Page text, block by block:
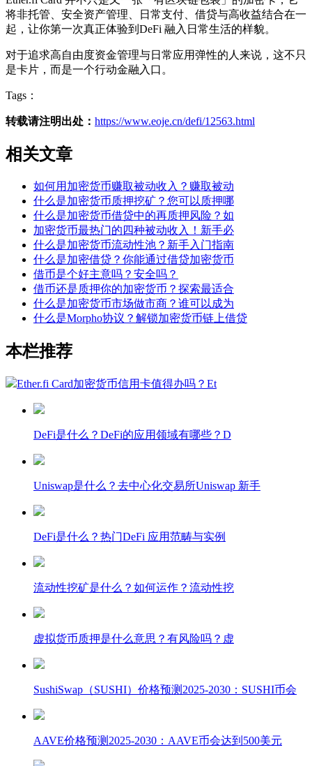
将非托管、安全资产管理、日常支付、借贷与高收益结合在一
起，让你第一次真正体验到DeFi 融入日常生活的样貌。
对于追求高自由度资金管理与日常应用弹性的人来说，这不只
是卡片，而是一个行动金融入口。
Tags：
转载请注明出处： https://www.eoje.cn/defi/12563.html
相关文章
如何用加密货币赚取被动收入？赚取被动
什么是加密货币质押挖矿？您可以质押哪
什么是加密货币借贷中的再质押风险？如
加密货币最热门的四种被动收入！新手必
什么是加密货币流动性池？新手入门指南
什么是加密借贷？你能通过借贷加密货币
借币是个好主意吗？安全吗？
借币还是质押你的加密货币？探索最适合
什么是加密货币市场做市商？谁可以成为
什么是Morpho协议？解锁加密货币链上借贷
本栏推荐
Ether.fi Card加密货币信用卡值得办吗？Et
DeFi是什么？DeFi的应用领域有哪些？​D
Uniswap是什么？去中心化交易所Uniswap 新手
DeFi是什么？热门DeFi 应用范畴与实例
流动性挖矿是什么？如何运作？流动性挖
虚拟货币质押是什么意思？有风险吗？虚
SushiSwap（SUSHI）价格预测2025-2030：SUSHI币会
AAVE价格预测2025-2030：AAVE币会达到500美元